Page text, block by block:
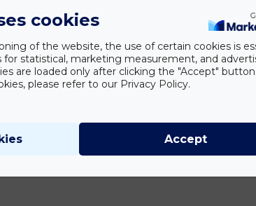
cookies
of the website, the use of certain cookies is
for statistical, marketing measurement, and
are loaded only after clicking the "Accept"
please refer to our Privacy Policy.
Accept